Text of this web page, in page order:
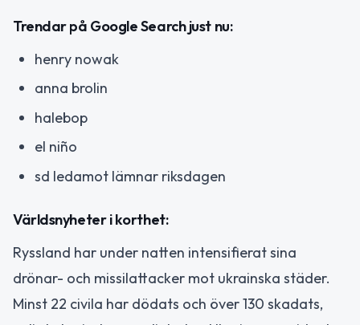
Trendar på Google Search just nu:
henry nowak
anna brolin
halebop
el niño
sd ledamot lämnar riksdagen
Världsnyheter i korthet:
Ryssland har under natten intensifierat sina
drönar- och missilattacker mot ukrainska städer.
Minst 22 civila har dödats och över 130 skadats,